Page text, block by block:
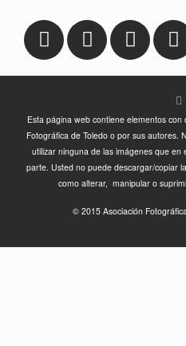
Esta página web contiene elementos
Fotográfica de Toledo o por sus autores.
utilizar ninguna de las imágenes que
parte. Usted no puede descargar/copiar
como alterar, manipular o
© 2015 Asociación